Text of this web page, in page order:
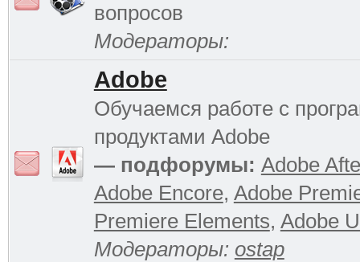
вопросов
Модераторы:
Adobe
Обучаемся работе с
продуктами Adobe
— подфорумы: Adobe
Adobe Encore, Adobe
Premiere Elements, Adobe
Модераторы: ostap